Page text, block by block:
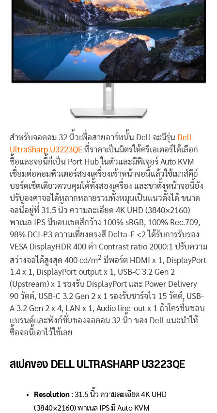
สำหรับจอคอม 32 นิ้วเพื่อสายอาร์ทนั้น Dell จะมีรุ่น Dell
UltraSharp U3223QE ที่ราคาเป็นมิตรให้ครีเอเตอร์ได้เลือก
ซื้อและจอนี้ก็เป็น Port Hub ในตัวและมีฟีเจอร์ Auto KVM
เชื่อมต่อคอมพิวเตอร์สองเครื่องเข้าหน้าจอนี้แล้วใช้เมาส์คีย์
บอร์ดเซ็ตเดียวควบคุมได้ทั้งสองเครื่อง และขาตั้งหน้าจอนี้ยัง
ปรับองศาจอได้หลากหลายรวมทั้งหมุนเป็นแนวตั้งได้ ขนาด
จอนี้อยู่ที่ 31.5 นิ้ว ความละเอียด 4K UHD (3840×2160)
พาเนล IPS มีขอบเขตสีกว้าง 100% sRGB, 100% Rec.709,
98% DCI-P3 ความเที่ยงตรงสี Delta-E <2 ได้รับการรับรอง
VESA DisplayHDR 400 ค่า Contrast ratio 2000:1 ปรับความ
สว่างจอได้สูงสุด 400 cd/m2 มีพอร์ต HDMI x 1, DisplayPort
1.4 x 1, DisplayPort output x 1, USB-C 3.2 Gen 2
(Upstream) x 1 รองรับ DisplayPort และ Power Delivery
90 วัตต์, USB-C 3.2 Gen 2 x 1 รองรับชาร์จไว 15 วัตต์, USB-
A 3.2 Gen 2 x 4, LAN x 1, Audio line-out x 1 ถ้าใครชื่นชอบ
แบรนด์และฟังก์ชั่นของจอคอม 32 นิ้ว ของ Dell แนะนำให้
ซื้อจอนี้เอาไว้ใช้เลย
สเปคของ DELL ULTRASHARP U3223QE
Resolution: 31.5 นิ้ว ความละเอียด 4K UHD
(3840×2160) พาเนล IPS มี Auto KVM